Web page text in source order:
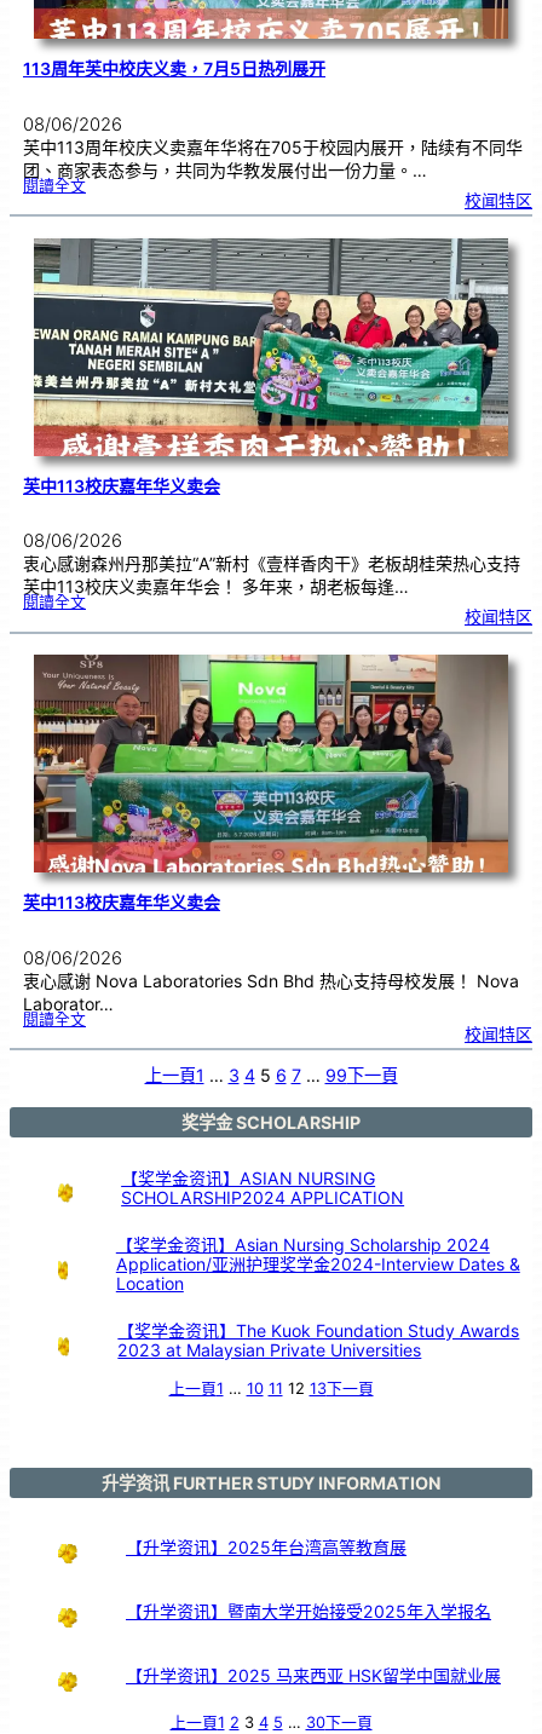
113周年芙中校庆义卖，7月5日热列展开
08/06/2026
芙中113周年校庆义卖嘉年华将在705于校园内展开，陆续有不同华
团、商家表态参与，共同为华教发展付出一份力量。…
閱讀全文:
1
周
芙
中
校
庆
义
卖
，
7
月
热
列
展
开
校闻特区
芙中113校庆嘉年华义卖会
08/06/2026
衷心感谢森州丹那美拉“A”新村《壹样香肉干》老板胡桂荣热心支持
芙中113校庆义卖嘉年华会！ 多年来，胡老板每逢…
閱讀全文:芙
1
校
庆
嘉
年
华
义
卖
会
校闻特区
芙中113校庆嘉年华义卖会
08/06/2026
衷心感谢 Nova Laboratories Sdn Bhd 热心支持母校发展！ Nova
Laborator…
閱讀全文:芙
1
义
校闻特区
上一頁1 … 3 4 5 6 7 … 99下一頁
奖学金 SCHOLARSHIP
【奖学金资讯】ASIAN NURSING
SCHOLARSHIP2024 APPLICATION
【奖学金资讯】Asian Nursing Scholarship 2024
Application/亚洲护理奖学金2024-Interview Dates &
Location
【奖学金资讯】The Kuok Foundation Study Awards
2023 at Malaysian Private Universities
上一頁1 … 10 11 12 13下一頁
升学资讯 FURTHER STUDY INFORMATION
【升学资讯】2025年台湾高等教育展
【升学资讯】暨南大学开始接受2025年入学报名
【升学资讯】2025 马来西亚 HSK留学中国就业展
上一頁1 2 3 4 5 … 30下一頁